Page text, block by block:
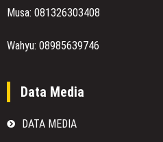
Musa: 081326303408
Wahyu: 08985639746
Data Media
DATA MEDIA